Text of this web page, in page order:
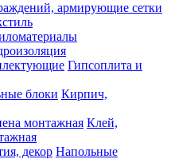
армирующие сетки
Гипсоплита и
Кирпич,
Клей,
Напольные